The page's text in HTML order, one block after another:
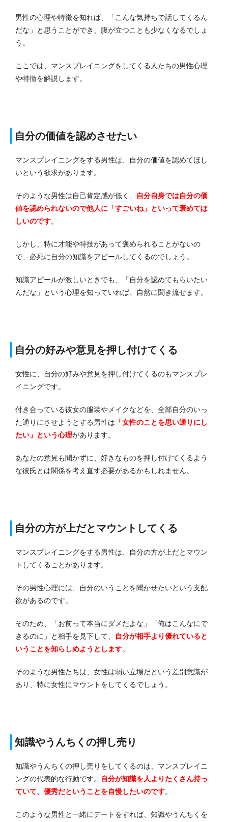
男性の心理や特徴を知れば、「こんな気持ちで話してくるん
だな」と思うことができ、腹が立つことも少なくなるでしょ
う。
ここでは、マンスプレイニングをしてくる人たちの男性心理
や特徴を解説します。
自分の価値を認めさせたい
マンスプレイニングをする男性は、自分の価値を認めてほし
いという欲求があります。
そのような男性は自己肯定感が低く、
自分自身では自分の価
値を認められないので他人に「すごいね」といって褒めてほ
しいのです。
しかし、特に才能や特技があって褒められることがないの
で、必死に自分の知識をアピールしてくるのでしょう。
知識アピールが激しいときでも、「自分を認めてもらいたい
んだな」という心理を知っていれば、自然に聞き流せます。
自分の好みや意見を押し付けてくる
女性に、自分の好みや意見を押し付けてくるのもマンスプレ
イニングです。
付き合っている彼女の服装やメイクなどを、全部自分のいっ
た通りにさせようとする男性は 「女性のことを思い通りにし
たい」という心理があります。
あなたの意見も聞かずに、好きなものを押し付けてくるよう
な彼氏とは関係を考え直す必要があるかもしれません。
自分の方が上だとマウントしてくる
マンスプレイニングをする男性は、自分の方が上だとマウン
トしてくることがあります。
その男性心理には、自分のいうことを聞かせたいという支配
欲があるのです。
そのため、「お前って本当にダメだよな」「俺はこんなにで
きるのに」と相手を見下して、
自分が相手より優れていると
いうことを知らしめようとします。
そのような男性たちは、女性は弱い立場だという差別意識が
あり、特に女性にマウントをしてくるでしょう。
知識やうんちくの押し売り
知識やうんちくの押し売りをしてくるのは、マンスプレイニ
ングの代表的な行動です。
自分が知識を人よりたくさん持っ
ていて、優秀だということを自慢したいのです。
このような男性と一緒にデートをすれば、知識やうんちくを